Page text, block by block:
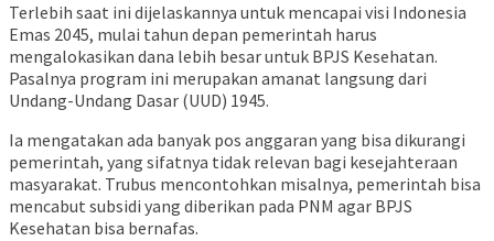
Terlebih saat ini dijelaskannya untuk mencapai visi Indonesia
Emas 2045, mulai tahun depan pemerintah harus
mengalokasikan dana lebih besar untuk BPJS Kesehatan.
Pasalnya program ini merupakan amanat langsung dari
Undang-Undang Dasar (UUD) 1945.
Ia mengatakan ada banyak pos anggaran yang bisa dikurangi
pemerintah, yang sifatnya tidak relevan bagi kesejahteraan
masyarakat. Trubus mencontohkan misalnya, pemerintah bisa
mencabut subsidi yang diberikan pada PNM agar BPJS
Kesehatan bisa bernafas.